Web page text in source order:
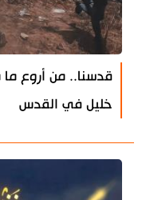
قدسنا.. من أروع
خليل في القدس